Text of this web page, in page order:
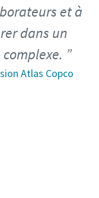
et à
dans un
Atlas Copco